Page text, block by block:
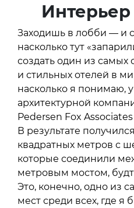
Заходишь в лобби — и
насколько тут
создать один из
и стильных отелей в
насколько я понимаю,
архитектурной
Pedersen Fox
В результате
квадратных метров с
которые соединили
метровым мостом,
Это, конечно, одно из
мест среди всех, где я